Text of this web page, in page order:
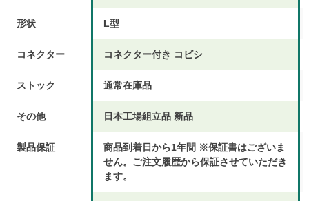
形状 L型
コネクター コネクター付き コビシ
ストック 通常在庫品
その他 日本工場組立品 新品
製品保証
商品到着日から1年間 ※保証書はございま
せん。ご注文履歴から保証させていただき
ます。